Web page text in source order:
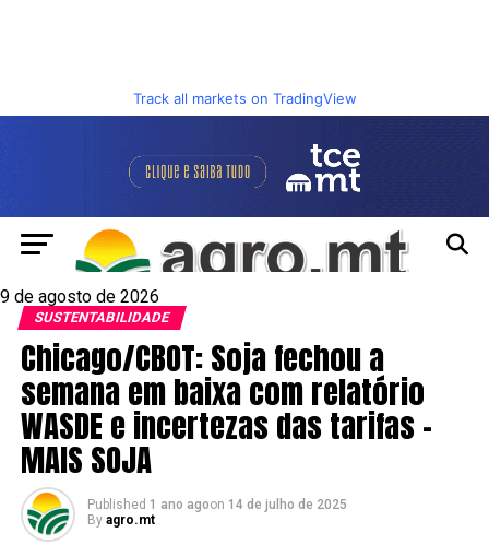
Track all markets on TradingView
9 de agosto de 2026
SUSTENTABILIDADE
Chicago/CBOT: Soja fechou a
semana em baixa com relatório
WASDE e incertezas das tarifas –
MAIS SOJA
Published 1 ano agoon 14 de julho de 2025
By agro.mt